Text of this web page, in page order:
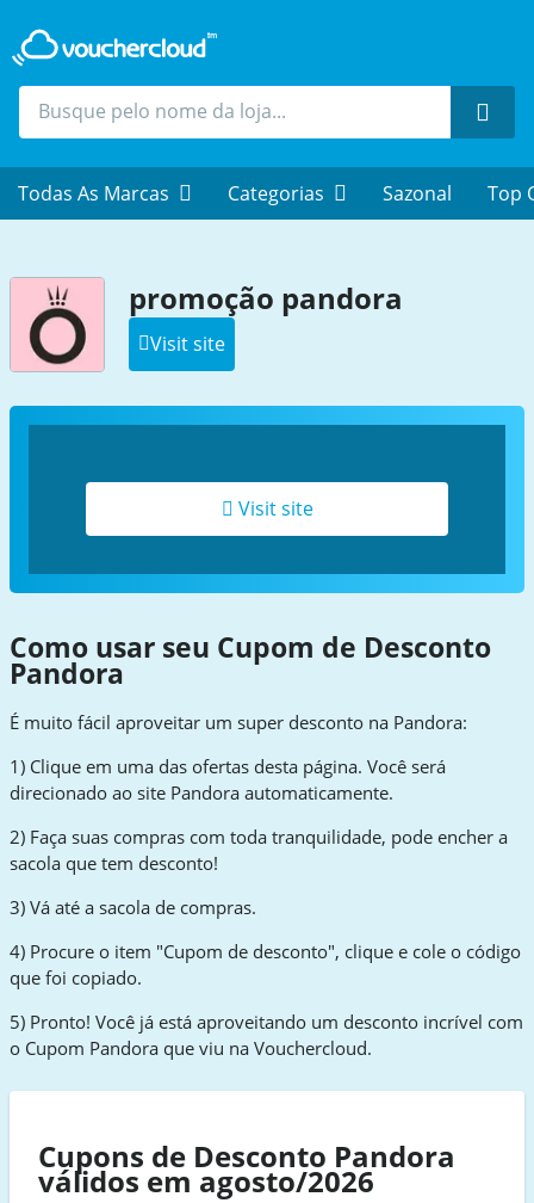
Todas As Marcas Categorias Sazonal Top
promoção pandora
Visit site
Visit site
Como usar seu Cupom de Desconto
Pandora
É muito fácil aproveitar um super desconto na Pandora:
1) Clique em uma das ofertas desta página. Você será
direcionado ao site Pandora automaticamente.
2) Faça suas compras com toda tranquilidade, pode encher a
sacola que tem desconto!
3) Vá até a sacola de compras.
4) Procure o item "Cupom de desconto", clique e cole o código
que foi copiado.
5) Pronto! Você já está aproveitando um desconto incrível com
o Cupom Pandora que viu na Vouchercloud.
Cupons de Desconto Pandora
válidos em agosto/2026